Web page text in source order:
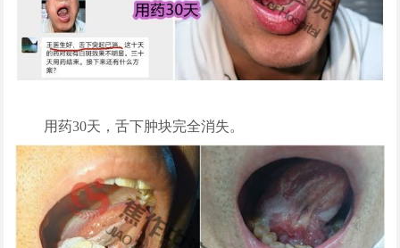
用药30天，舌下肿块完全消失。